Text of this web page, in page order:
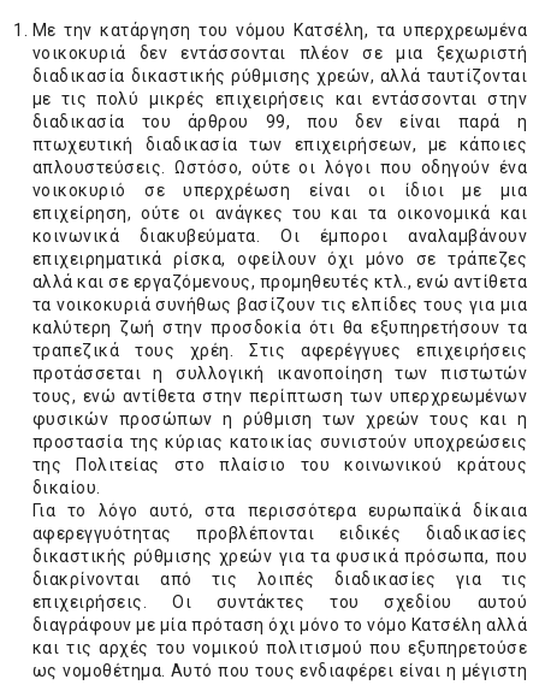
Με την κατάργηση του νόμου Κατσέλη, τα υπερχρεωμένα
νοικοκυριά δεν εντάσσονται πλέον σε μια ξεχωριστή
διαδικασία δικαστικής ρύθμισης χρεών, αλλά ταυτίζονται
με τις πολύ μικρές επιχειρήσεις και εντάσσονται στην
διαδικασία του άρθρου 99, που δεν είναι παρά η
πτωχευτική διαδικασία των επιχειρήσεων, με κάποιες
απλουστεύσεις. Ωστόσο, ούτε οι λόγοι που οδηγούν ένα
νοικοκυριό σε υπερχρέωση είναι οι ίδιοι με μια
επιχείρηση, ούτε οι ανάγκες του και τα οικονομικά και
κοινωνικά διακυβεύματα. Οι έμποροι αναλαμβάνουν
επιχειρηματικά ρίσκα, οφείλουν όχι μόνο σε τράπεζες
αλλά και σε εργαζόμενους, προμηθευτές κτλ., ενώ αντίθετα
τα νοικοκυριά συνήθως βασίζουν τις ελπίδες τους για μια
καλύτερη ζωή στην προσδοκία ότι θα εξυπηρετήσουν τα
τραπεζικά τους χρέη. Στις αφερέγγυες επιχειρήσεις
προτάσσεται η συλλογική ικανοποίηση των πιστωτών
τους, ενώ αντίθετα στην περίπτωση των υπερχρεωμένων
φυσικών προσώπων η ρύθμιση των χρεών τους και η
προστασία της κύριας κατοικίας συνιστούν υποχρεώσεις
της Πολιτείας στο πλαίσιο του κοινωνικού κράτους
δικαίου.
Για το λόγο αυτό, στα περισσότερα ευρωπαϊκά δίκαια
αφερεγγυότητας προβλέπονται ειδικές διαδικασίες
δικαστικής ρύθμισης χρεών για τα φυσικά πρόσωπα, που
διακρίνονται από τις λοιπές διαδικασίες για τις
επιχειρήσεις. Οι συντάκτες του σχεδίου αυτού
διαγράφουν με μία πρόταση όχι μόνο το νόμο Κατσέλη αλλά
και τις αρχές του νομικού πολιτισμού που εξυπηρετούσε
ως νομοθέτημα. Αυτό που τους ενδιαφέρει είναι η μέγιστη